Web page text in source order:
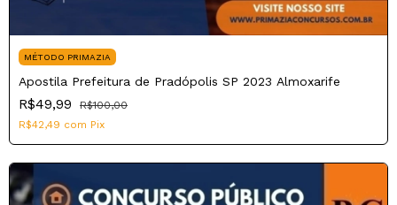
MÉTODO PRIMAZIA
Apostila Prefeitura de Pradópolis SP 2023 Almoxarife
R$49,99
R$100,00
R$42,49 com Pix